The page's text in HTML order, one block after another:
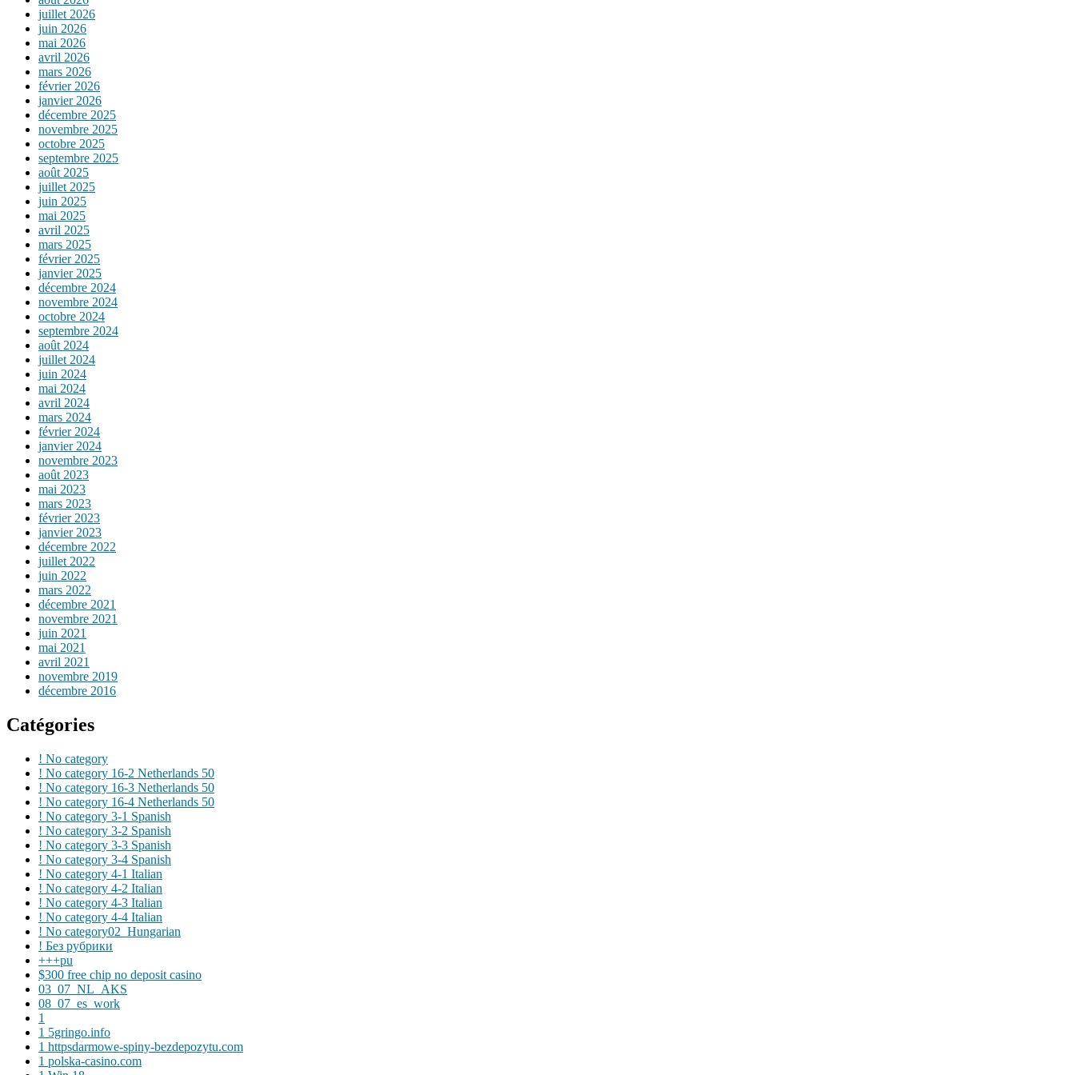
juillet 2026
juin 2026
mai 2026
avril 2026
mars 2026
février 2026
janvier 2026
décembre 2025
novembre 2025
octobre 2025
septembre 2025
août 2025
juillet 2025
juin 2025
mai 2025
avril 2025
mars 2025
février 2025
janvier 2025
décembre 2024
novembre 2024
octobre 2024
septembre 2024
août 2024
juillet 2024
juin 2024
mai 2024
avril 2024
mars 2024
février 2024
janvier 2024
novembre 2023
août 2023
mai 2023
mars 2023
février 2023
janvier 2023
décembre 2022
juillet 2022
juin 2022
mars 2022
décembre 2021
novembre 2021
juin 2021
mai 2021
avril 2021
novembre 2019
décembre 2016
Catégories
! No category
! No category 16-2 Netherlands 50
! No category 16-3 Netherlands 50
! No category 16-4 Netherlands 50
! No category 3-1 Spanish
! No category 3-2 Spanish
! No category 3-3 Spanish
! No category 3-4 Spanish
! No category 4-1 Italian
! No category 4-2 Italian
! No category 4-3 Italian
! No category 4-4 Italian
! No category02_Hungarian
! Без рубрики
+++pu
$300 free chip no deposit casino
03_07_NL_AKS
08_07_es_work
1
1 5gringo.info
1 httpsdarmowe-spiny-bezdepozytu.com
1 polska-casino.com